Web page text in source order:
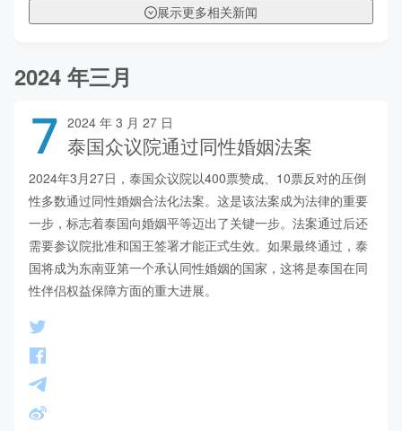
展示更多相关新闻
2024 年三月
7 2024 年 3 月 27 日
泰国众议院通过同性婚姻法案
2024年3月27日，泰国众议院以400票赞成、10票反对的压倒
性多数通过同性婚姻合法化法案。这是该法案成为法律的重要
一步，标志着泰国向婚姻平等迈出了关键一步。法案通过后还
需要参议院批准和国王签署才能正式生效。如果最终通过，泰
国将成为东南亚第一个承认同性婚姻的国家，这将是泰国在同
性伴侣权益保障方面的重大进展。